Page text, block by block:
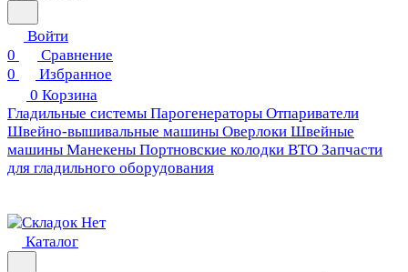
Войти
0
Сравнение
0
Избранное
0 Корзина
Гладильные системы Парогенераторы Отпариватели
Швейно-вышивальные машины Оверлоки Швейные
машины Манекены Портновские колодки ВТО Запчасти
для гладильного оборудования
Каталог